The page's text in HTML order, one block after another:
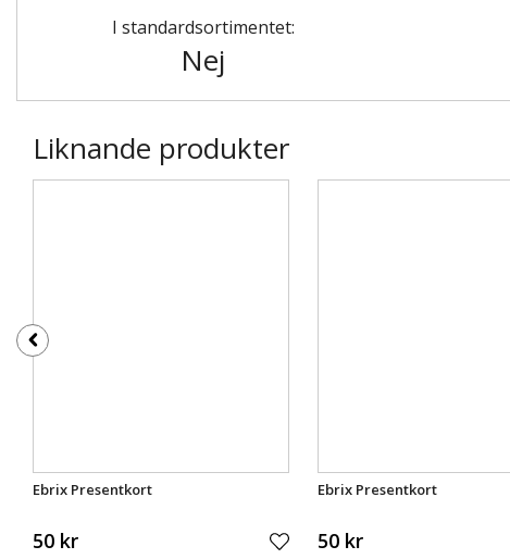
I standardsortimentet:
Nej
Liknande produkter
Ebrix Presentkort
50 kr
Ebrix Presentkort
50 kr